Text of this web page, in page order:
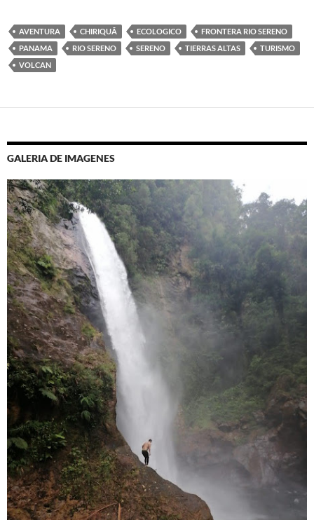
AVENTURA CHIRIQUÃ­ ECOLOGICO
FRONTERA RIO SERENO
PANAMA
RIO SERENO SERENO TIERRAS ALTAS
TURISMO
VOLCAN
GALERIA DE IMAGENES